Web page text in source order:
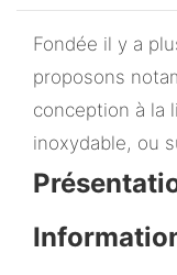
Fondée il y a
proposons
conception à la
inoxydable, ou